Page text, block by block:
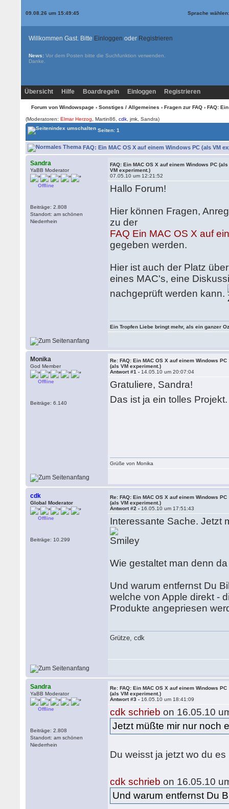
09.08.26 um 15:49:45 Sprache
Willkommen Gast. Bitte Einloggen oder Registrieren
News: Vor dem Posten bitte die Suchfunktion verwenden.
Danke.
Übersicht Hilfe Boardregeln Einloggen Registrieren
Forum von Windowspage› Sonstiges / Allgemeines › Fragen zur FAQ› FAQ:
(Moderatoren:Elmar Herzog , Martin86,cdk , jmk, Sandra)
Seiten: 1
FAQ: Ein MAC OS X auf einem Windows PC (als VM
Sandra
YaBB Moderator
Offline
Beiträge: 2.808
Standort: am schönen
Niederrhein
FAQ: Ein MAC OS X auf einem Windows PC (als
VM experiment.)
07.05.10 um 12:21:52
Hallo Forum!
Hier können Fragen,
zu der
FAQ Ein MAC OS X auf
gegeben werden.
Hier ist auch der Platz
eines MAC's, eine
nachgeprüft werden kann.
Ein Tropfen Liebe bringt mehr, als ein ganzer
Monika
God Member
Offline
Beiträge: 6.140
Re: FAQ: Ein MAC OS X auf einem Windows PC
(als VM experiment.)
Antwort #1 - 14.05.10 um 20:07:04
Gratuliere, Sandra!
Das ist ja ein tolles
Grüße von Monika
cdk
Global Moderator
Offline
Beiträge: 10.299
Re: FAQ: Ein MAC OS X auf einem Windows PC
(als VM experiment.)
Antwort #2 - 16.05.10 um 17:51:43
Interessante Sache. Jetzt
Wie gestaltet man denn
Und warum entfernst Du
welche von Apple direkt -
Produkte angepriesen
Grütze, cdk
Sandra
YaBB Moderator
Offline
Beiträge: 2.808
Standort: am schönen
Niederrhein
Re: FAQ: Ein MAC OS X auf einem Windows PC
(als VM experiment.)
Antwort #3 - 16.05.10 um 18:41:09
cdk schrieb on 16.05.10
Jetzt müßte mir nur noch
Du weisst ja jetzt wo du
cdk schrieb on 16.05.10
Und warum entfernst Du